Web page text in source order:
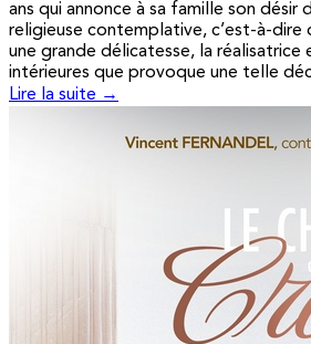
ans qui annonce à sa famille son désir
religieuse contemplative, c’est-à-
une grande délicatesse, la réalisatrice
intérieures que provoque une telle
Lire la suite →